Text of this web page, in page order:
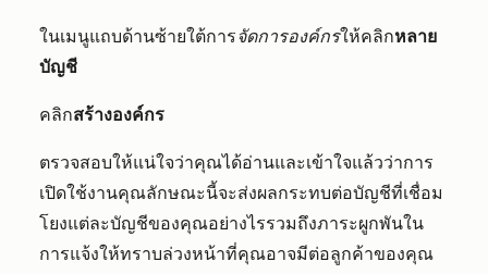
ในเมนูแถบด้านซ้ายใต้การจัดการองค์กรให้คลิกหลาย
บัญชี
คลิกสร้างองค์กร
ตรวจสอบให้แน่ใจว่าคุณได้อ่านและเข้าใจแล้วว่าการ
เปิดใช้งานคุณลักษณะนี้จะส่งผลกระทบต่อบัญชีที่เชื่อม
โยงแต่ละบัญชีของคุณอย่างไรรวมถึงภาระผูกพันใน
การแจ้งให้ทราบล่วงหน้าที่คุณอาจมีต่อลูกค้าของคุณ